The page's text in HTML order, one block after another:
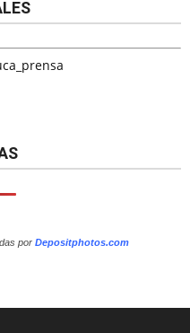
por Depositphotos.com